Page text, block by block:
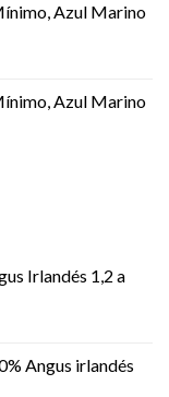
Azul Marino
Azul Marino
Irlandés 1,2 a
Angus irlandés